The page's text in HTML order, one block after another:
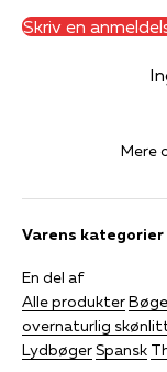
Skriv en
Mere
Varens kategorier
En del af
Alle produkter
overnaturlig
LydbøgerSpansk